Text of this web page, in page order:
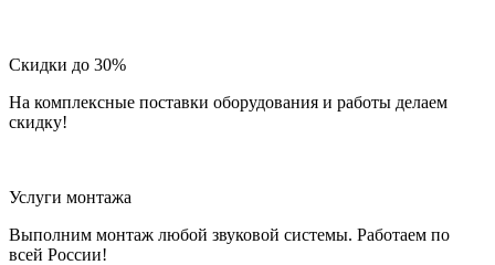
Скидки до 30%
На комплексные поставки оборудования и работы делаем
скидку!
Услуги монтажа
Выполним монтаж любой звуковой системы. Работаем по
всей России!